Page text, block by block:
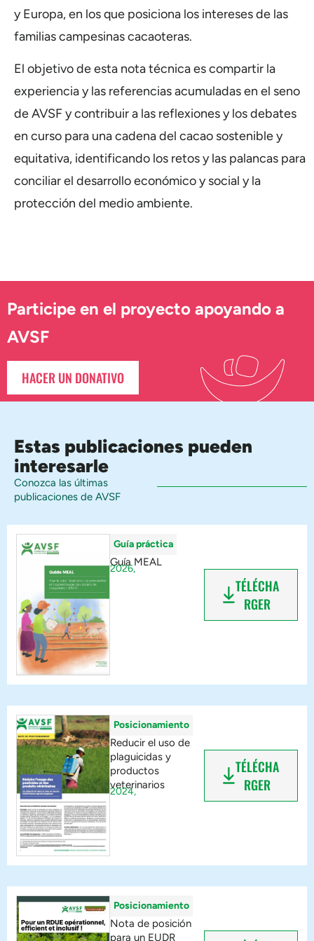
y Europa, en los que posiciona los intereses de las
familias campesinas cacaoteras.
El objetivo de esta nota técnica es compartir la
experiencia y las referencias acumuladas en el seno
de AVSF y contribuir a las reflexiones y los debates
en curso para una cadena del cacao sostenible y
equitativa, identificando los retos y las palancas para
conciliar el desarrollo económico y social y la
protección del medio ambiente.
Participe en el proyecto apoyando a
AVSF
HACER UN DONATIVO
Estas publicaciones pueden
interesarle
Conozca las últimas
publicaciones de AVSF
Guía práctica
Guía MEAL
2026,
TÉLÉCHA
RGER
Posicionamiento
Reducir el uso de
plaguicidas y
productos
veterinarios
2024,
TÉLÉCHA
RGER
Posicionamiento
Nota de posición
para un EUDR